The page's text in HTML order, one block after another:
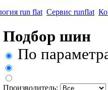
run flat Сервис runflat
Подбор шин
По
Производитель: